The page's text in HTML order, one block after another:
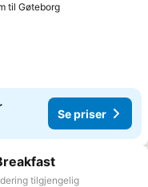
til Gøteborg
Se priser
i favoritter
tilgjengelig